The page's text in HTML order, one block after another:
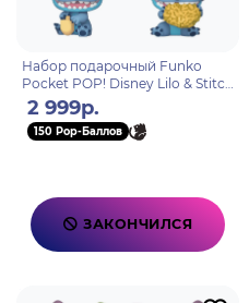
Набор подарочный Funko
Pocket POP! Disney Lilo & Stitch
Stitch Hanukkah Dreidel Box 4
фигурки 79952
2 999р.
150 Pop-Баллов
ЗАКОНЧИЛСЯ